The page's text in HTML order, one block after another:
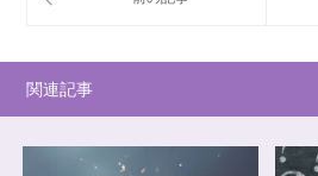
関連記事